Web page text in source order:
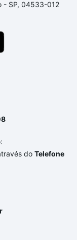
e
- SP, 04533-012
do Telefone